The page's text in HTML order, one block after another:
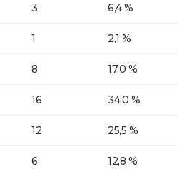
3 6,4 %
1 2,1 %
8 17,0 %
16 34,0 %
12 25,5 %
6 12,8 %